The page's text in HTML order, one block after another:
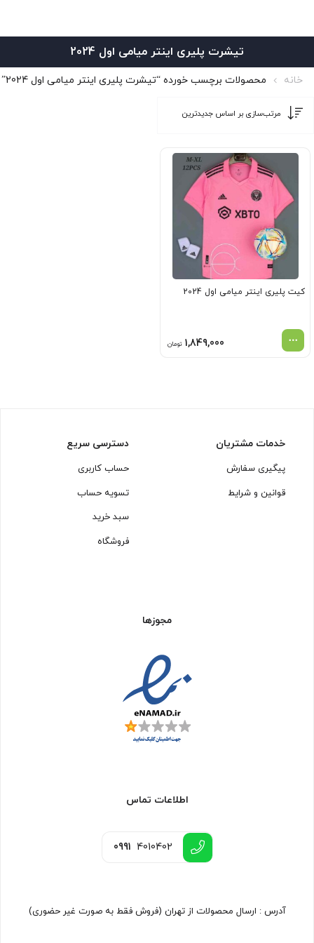
تیشرت پلیری اینتر میامی اول 2024
خانه محصولات برچسب خورده “تیشرت پلیری اینتر میامی اول 2024”
کیت پلیری اینتر میامی اول 2024
1,849,000 تومان
خدمات مشتریان
پیگیری سفارش
قوانین و شرایط
دسترسی سریع
حساب کاربری
تسویه حساب
سبد خرید
فروشگاه
مجوزها
اطلاعات تماس
0991 4010402
آدرس : ارسال محصولات از تهران (فروش فقط به صورت غیر حضوری)